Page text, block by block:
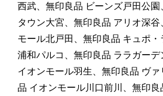
西武、無印良品 ビーンズ戸田公
タウン大宮、無印良品 アリオ深
モール北戸田、無印良品 キュポ
浦和パルコ、無印良品 ララガー
イオンモール羽生、無印良品 ヴ
品 イオンモール川口前川、無印